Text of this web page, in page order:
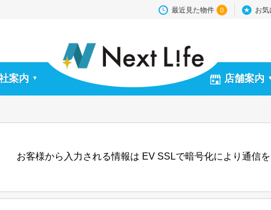
最近見た物件 0 お気
案内 ▼ 店舗案内
お客様から入力される情報は EV SSLで暗号化により通信を